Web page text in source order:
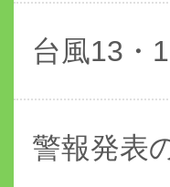
台風13・
警報発表